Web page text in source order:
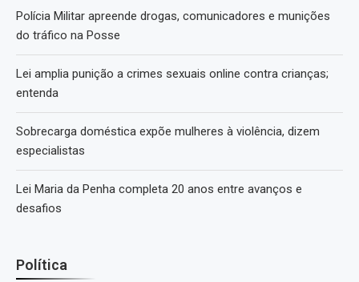
Polícia Militar apreende drogas, comunicadores e munições
do tráfico na Posse
Lei amplia punição a crimes sexuais online contra crianças;
entenda
Sobrecarga doméstica expõe mulheres à violência, dizem
especialistas
Lei Maria da Penha completa 20 anos entre avanços e
desafios
Política